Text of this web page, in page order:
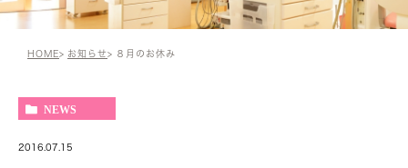
HOME お知らせ ８月のお休み
NEWS
2016.07.15